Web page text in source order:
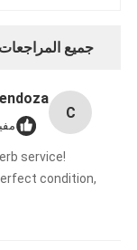
جميع المراجعات
C
service!
condition,